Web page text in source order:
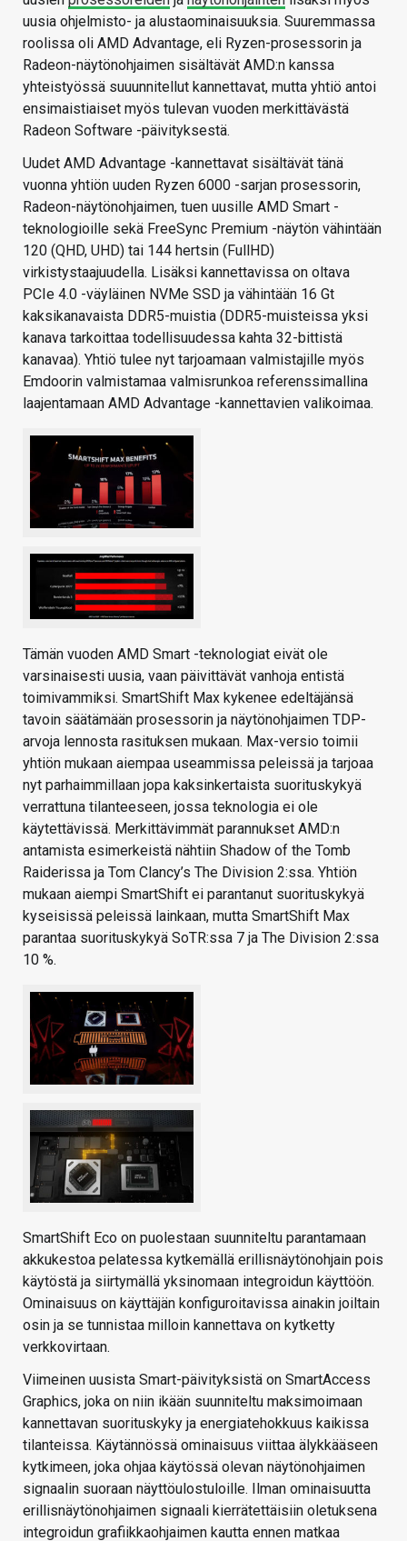
uusia ohjelmisto- ja alustaominaisuuksia. Suuremmassa
roolissa oli AMD Advantage, eli Ryzen-prosessorin ja
Radeon-näytönohjaimen sisältävät AMD:n kanssa
yhteistyössä suuunnitellut kannettavat, mutta yhtiö antoi
ensimaistiaiset myös tulevan vuoden merkittävästä
Radeon Software -päivityksestä.
Uudet AMD Advantage -kannettavat sisältävät tänä
vuonna yhtiön uuden Ryzen 6000 -sarjan prosessorin,
Radeon-näytönohjaimen, tuen uusille AMD Smart -
teknologioille sekä FreeSync Premium -näytön vähintään
120 (QHD, UHD) tai 144 hertsin (FullHD)
virkistystaajuudella. Lisäksi kannettavissa on oltava
PCIe 4.0 -väyläinen NVMe SSD ja vähintään 16 Gt
kaksikanavaista DDR5-muistia (DDR5-muisteissa yksi
kanava tarkoittaa todellisuudessa kahta 32-bittistä
kanavaa). Yhtiö tulee nyt tarjoamaan valmistajille myös
Emdoorin valmistamaa valmisrunkoa referenssimallina
laajentamaan AMD Advantage -kannettavien valikoimaa.
Tämän vuoden AMD Smart -teknologiat eivät ole
varsinaisesti uusia, vaan päivittävät vanhoja entistä
toimivammiksi. SmartShift Max kykenee edeltäjänsä
tavoin säätämään prosessorin ja näytönohjaimen TDP-
arvoja lennosta rasituksen mukaan. Max-versio toimii
yhtiön mukaan aiempaa useammissa peleissä ja tarjoaa
nyt parhaimmillaan jopa kaksinkertaista suorituskykyä
verrattuna tilanteeseen, jossa teknologia ei ole
käytettävissä. Merkittävimmät parannukset AMD:n
antamista esimerkeistä nähtiin Shadow of the Tomb
Raiderissa ja Tom Clancy’s The Division 2:ssa. Yhtiön
mukaan aiempi SmartShift ei parantanut suorituskykyä
kyseisissä peleissä lainkaan, mutta SmartShift Max
parantaa suorituskykyä SoTR:ssa 7 ja The Division 2:ssa
10 %.
SmartShift Eco on puolestaan suunniteltu parantamaan
akkukestoa pelatessa kytkemällä erillisnäytönohjain pois
käytöstä ja siirtymällä yksinomaan integroidun käyttöön.
Ominaisuus on käyttäjän konfiguroitavissa ainakin joiltain
osin ja se tunnistaa milloin kannettava on kytketty
verkkovirtaan.
Viimeinen uusista Smart-päivityksistä on SmartAccess
Graphics, joka on niin ikään suunniteltu maksimoimaan
kannettavan suorituskyky ja energiatehokkuus kaikissa
tilanteissa. Käytännössä ominaisuus viittaa älykkääseen
kytkimeen, joka ohjaa käytössä olevan näytönohjaimen
signaalin suoraan näyttöulostuloille. Ilman ominaisuutta
erillisnäytönohjaimen signaali kierrätettäisiin oletuksena
integroidun grafiikkaohjaimen kautta ennen matkaa